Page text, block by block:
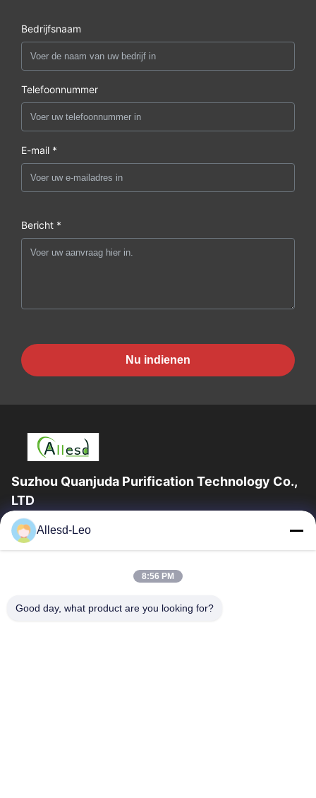
Bedrijfsnaam
Telefoonnummer
E-mail *
Bericht *
Nu indienen
Suzhou Quanjuda Purification Technology Co.,
LTD
16years ervaring, als belangrijke fabrikant en exporteur van
ESD & Cleanroom producten, bieden wij een volledige lijn van
Huis
Producten
Allesd-Leo
8:56 PM
Good day, what product are you looking for?